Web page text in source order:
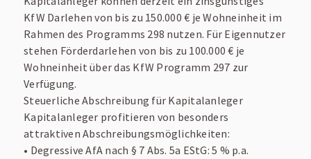
KfW Darlehen von bis zu 150.000 € je Wohneinheit im
Rahmen des Programms 298 nutzen. Für Eigennutzer
stehen Förderdarlehen von bis zu 100.000 € je
Wohneinheit über das KfW Programm 297 zur
Verfügung.
Steuerliche Abschreibung für Kapitalanleger
Kapitalanleger profitieren von besonders
attraktiven Abschreibungsmöglichkeiten:
• Degressive AfA nach § 7 Abs. 5a EStG: 5 % p.a.